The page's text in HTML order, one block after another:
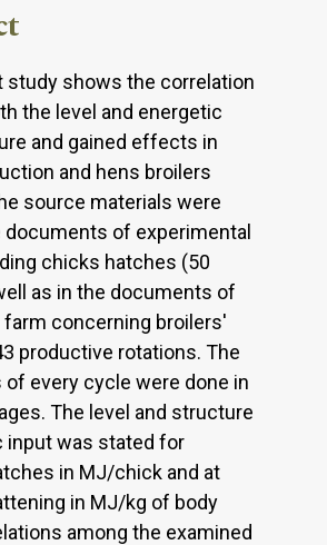
study shows the correlation
the level and energetic
and gained effects in
and hens broilers
source materials were
documents of experimental
chicks hatches (50
as in the documents of
concerning broilers'
productive rotations. The
of every cycle were done in
The level and structure
input was stated for
in MJ/chick and at
in MJ/kg of body
among the examined